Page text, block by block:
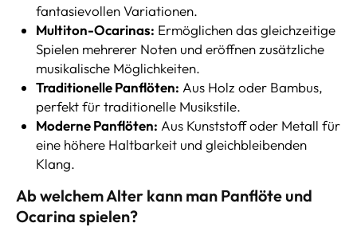
fantasievollen Variationen.
Multiton-Ocarinas: Ermöglichen das gleichzeitige
Spielen mehrerer Noten und eröffnen zusätzliche
musikalische Möglichkeiten.
Traditionelle Panflöten: Aus Holz oder Bambus,
perfekt für traditionelle Musikstile.
Moderne Panflöten: Aus Kunststoff oder Metall für
eine höhere Haltbarkeit und gleichbleibenden
Klang.
Ab welchem Alter kann man Panflöte und
Ocarina spielen?